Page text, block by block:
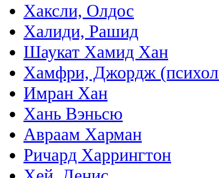
Хаксли, Олдос
Халиди, Рашид
Шаукат Хамид Хан
Хамфри, Джордж
Имран Хан
Хань Вэньсю
Авраам Харман
Ричард Харрингтон